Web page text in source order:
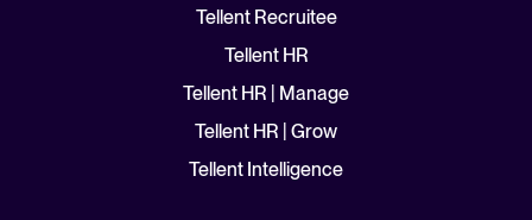
Tellent Recruitee
Tellent HR
Tellent HR | Manage
Tellent HR | Grow
Tellent Intelligence